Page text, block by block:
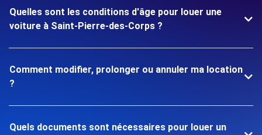
Quelles sont les conditions d'âge pour louer une
voiture à Saint-Pierre-des-Corps ?
Comment modifier, prolonger ou annuler ma location
?
Quels documents sont nécessaires pour louer un